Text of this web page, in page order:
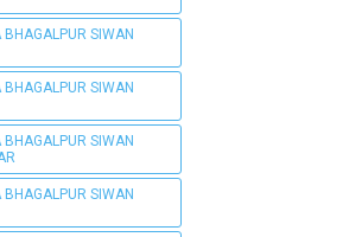
BHAGALPUR SIWAN
BHAGALPUR SIWAN
BHAGALPUR SIWAN
BHAGALPUR SIWAN